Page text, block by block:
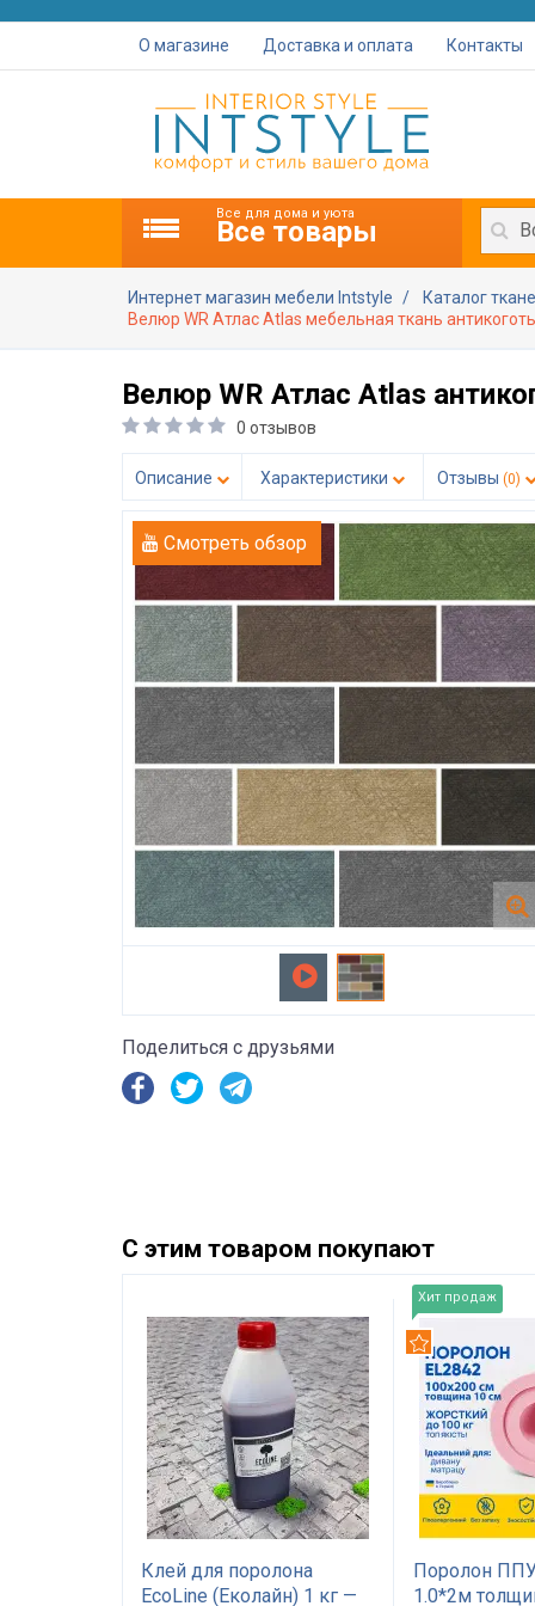
О магазине Доставка и оплата Контакты
Все для дома и уюта
Все товары
Интернет магазин мебели Intstyle Каталог
Велюр WR Атлас Atlas мебельная ткань
Велюр WR Атлас Atlas
0 отзывов
Описание Характеристики Отзывы (0)
Смотреть обзор
Поделиться с друзьями
С этим товаром покупают
Клей для поролона
EcoLine (Еколайн) 1 кг —
Хит продаж
Поролон
1.0*2м